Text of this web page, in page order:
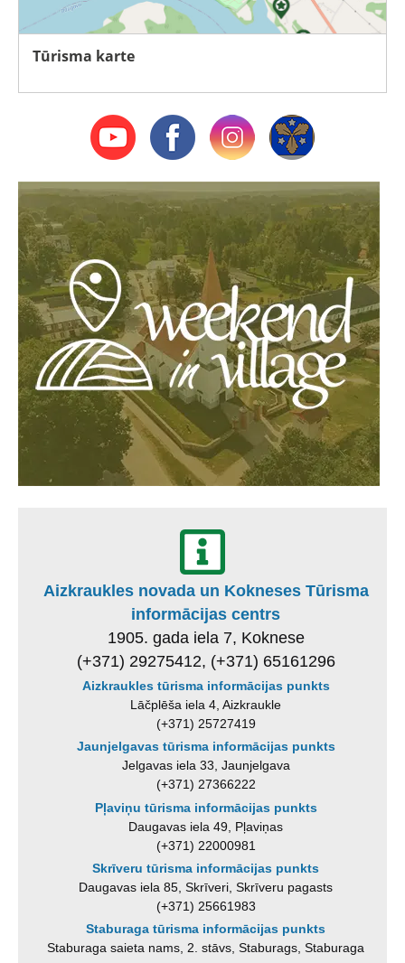
Tūrisma karte
Aizkraukles novada un Kokneses Tūrisma
informācijas centrs
1905. gada iela 7, Koknese
(+371) 29275412, (+371) 65161296
Aizkraukles tūrisma informācijas punkts
Lāčplēša iela 4, Aizkraukle
(+371) 25727419
Jaunjelgavas tūrisma informācijas punkts
Jelgavas iela 33, Jaunjelgava
(+371) 27366222
Pļaviņu tūrisma informācijas punkts
Daugavas iela 49, Pļaviņas
(+371) 22000981
Skrīveru tūrisma informācijas punkts
Daugavas iela 85, Skrīveri, Skrīveru pagasts
(+371) 25661983
Staburaga tūrisma informācijas punkts
Staburaga saieta nams, 2. stāvs, Staburags, Staburaga